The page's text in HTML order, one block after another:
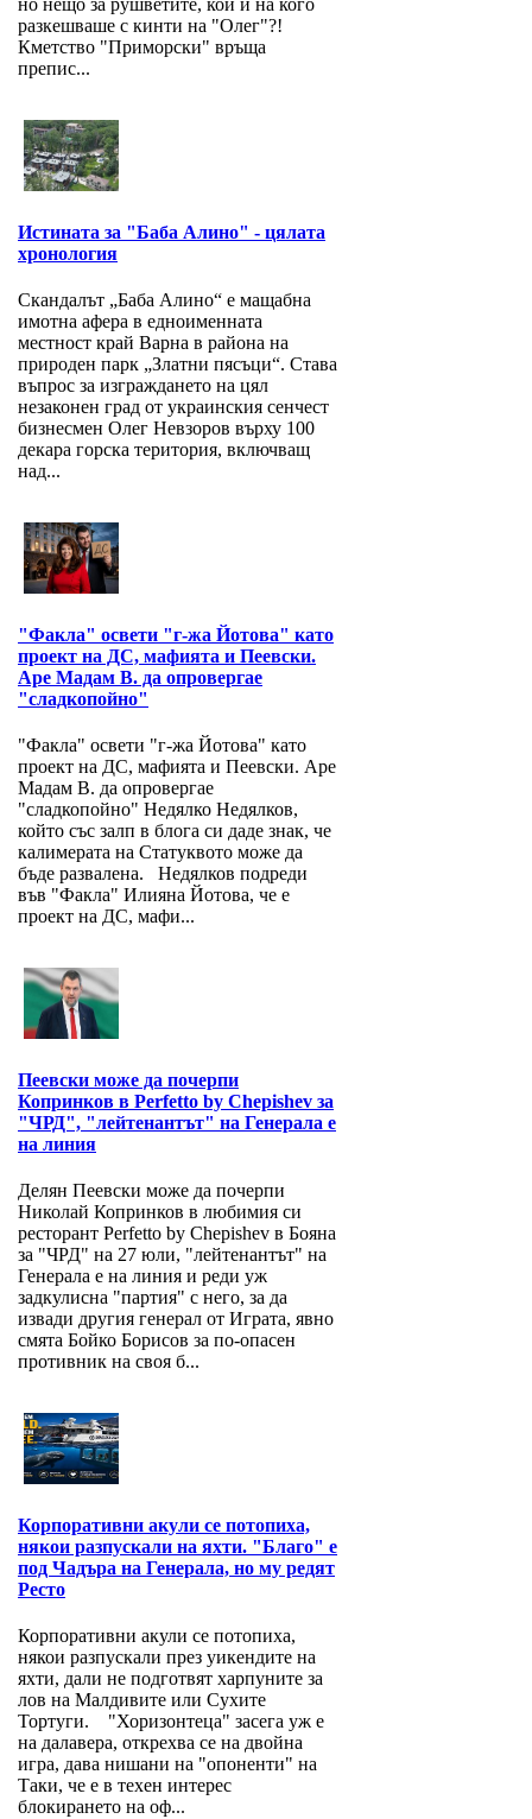
но нещо за рушветите, кой и на кого
разкешваше с кинти на "Олег"?!
Кметство "Приморски" връща
препис...
Истината за "Баба Алино" - цялата
хронология
Скандалът „Баба Алино“ е мащабна
имотна афера в едноименната
местност край Варна в района на
природен парк „Златни пясъци“. Става
въпрос за изграждането на цял
незаконен град от украинския сенчест
бизнесмен Олег Невзоров върху 100
декара горска територия, включващ
над...
"Факла" освети "г-жа Йотова" като
проект на ДС, мафията и Пеевски.
Аре Мадам В. да опровергае
"сладкопойно"
"Факла" освети "г-жа Йотова" като
проект на ДС, мафията и Пеевски. Аре
Мадам В. да опровергае
"сладкопойно" Недялко Недялков,
който със залп в блога си даде знак, че
калимерата на Статуквото може да
бъде развалена. Недялков подреди
във "Факла" Илияна Йотова, че е
проект на ДС, мафи...
Пеевски може да почерпи
Копринков в Perfetto by Chepishev за
"ЧРД", "лейтенантът" на Генерала е
на линия
Делян Пеевски може да почерпи
Николай Копринков в любимия си
ресторант Perfetto by Chepishev в Бояна
за "ЧРД" на 27 юли, "лейтенантът" на
Генерала е на линия и реди уж
задкулисна "партия" с него, за да
извади другия генерал от Играта, явно
смята Бойко Борисов за по-опасен
противник на своя б...
Корпоративни акули се потопиха,
някои разпускали на яхти. "Благо" е
под Чадъра на Генерала, но му редят
Ресто
Корпоративни акули се потопиха,
някои разпускали през уикендите на
яхти, дали не подготвят харпуните за
лов на Малдивите или Сухите
Тортуги. "Хоризонтеца" засега уж е
на далавера, открехва се на двойна
игра, дава нишани на "опоненти" на
Таки, че е в техен интерес
блокирането на оф...